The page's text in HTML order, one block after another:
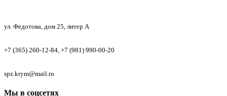
ул. Федотова, дом 25, литер А
+7 (365) 260-12-84, +7 (981) 990-00-20
spz.krym@mail.ru
Мы в соцсетях